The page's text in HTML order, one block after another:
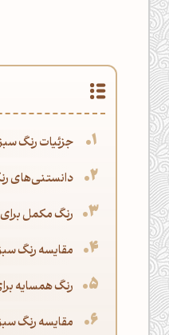
جزئیات رنگ
دانستنی‌های
رنگ مکمل
مقایسه رنگ
رنگ همسایه
مقایسه رنگ